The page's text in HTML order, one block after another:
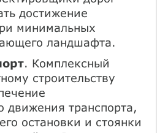
достижение
ми­нимальных
ландшафта.
. Комплексный
строительству
движения транспор­та,
остановки и стоянки